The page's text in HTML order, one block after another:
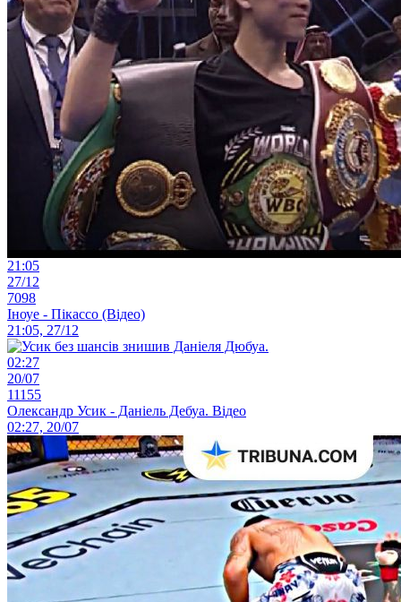
21:05
27/12
7098
Іноуе - Пікассо (Відео)
21:05, 27/12
02:27
20/07
11155
Олександр Усик - Даніель Дебуа. Відео
02:27, 20/07